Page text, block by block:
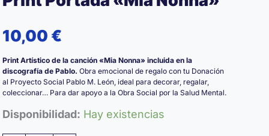
10,00 €
Print Artístico de la canción «Mia Nonna» incluida en la
discografía de Pablo. Obra emocional de regalo con tu Donación
al Proyecto Social Pablo M. León, ideal para decorar, regalar,
coleccionar… Para dar apoyo a la Obra Social por la Salud Mental.
Disponibilidad: Hay existencias